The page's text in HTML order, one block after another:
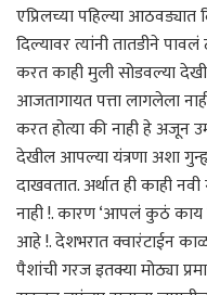
एप्रिलच्या पहिल्या आठवड्यात
दिल्यावर त्यांनी तातडीने
करत काही मुली सोडवल्या
आजतागायत पत्ता लागलेला
करत होत्या की नाही हे अजून
देखील आपल्या यंत्रणा अशा
दाखवतात. अर्थात ही काही
नाही !. कारण ‘आपलं कुठं काय
आहे !. देशभरात क्वारंटाईन
पैशांची गरज इतक्या मोठ्या